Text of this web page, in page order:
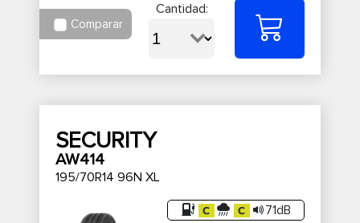
Comparar
Cantidad:
SECURITY
AW414
195/70R14 96N XL
71dB